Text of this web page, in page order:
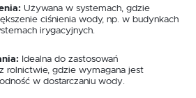
Używana w systemach, gdzie
ciśnienia wody, np. w budynkach
irygacyjnych.
Idealna do zastosowań
rolnictwie, gdzie wymagana jest
w dostarczaniu wody.